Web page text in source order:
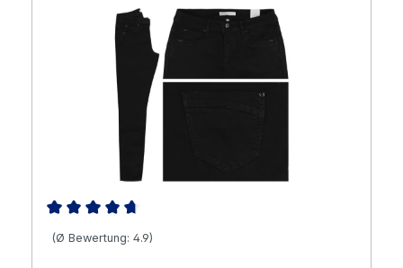
Durchschnittliche Bewertung von 4.85 von 5 Sternen
(Ø Bewertung: 4.9)